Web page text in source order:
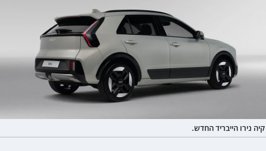
קיה נירו הייבריד החדש.